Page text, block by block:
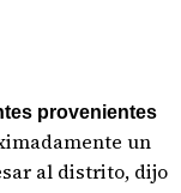
provenientes
un
al distrito, dijo